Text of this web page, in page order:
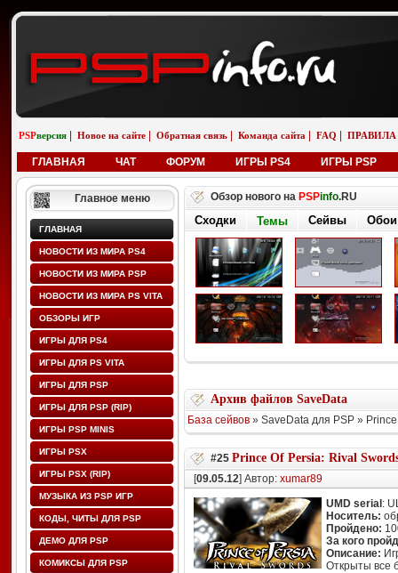
PSPверсия Новое на сайте Обратная связь Команда сайта FAQ ПРАВИЛА
ГЛАВНАЯ ЧАТ ФОРУМ ИГРЫ PS4 ИГРЫ PSP
Главное меню
ГЛАВНАЯ
НОВОСТИ ИЗ МИРА PS4
НОВОСТИ ИЗ МИРА PSP
НОВОСТИ ИЗ МИРА PS VITA
ОБЗОРЫ ИГР
ИГРЫ ДЛЯ PS4
ИГРЫ ДЛЯ PS VITA
ИГРЫ ДЛЯ PSP
ИГРЫ ДЛЯ PSP (RIP)
ИГРЫ PSP MINIS
ИГРЫ PSX
ИГРЫ PSX (RIP)
МУЗЫКА ИЗ PSP ИГР
КОДЫ, ЧИТЫ ДЛЯ PSP
ДЕМО ДЛЯ PSP
КОМИКСЫ ДЛЯ PSP
Обзор нового на PSPinfo.RU
Сходки Темы Сейвы Обои
Архив файлов SaveData
База сейвов» SaveData для PSP »
#25 Prince Of Persia: Rival
[09.05.12] Автор: xumar89
UMD serial :
Носитель:
Пройдено:
За кого
Описание:
Открыты все